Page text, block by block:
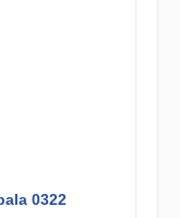
0322